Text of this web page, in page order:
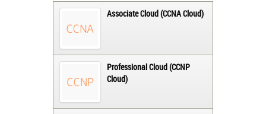
Associate Cloud (CCNA Cloud)
Professional Cloud (CCNP
Cloud)